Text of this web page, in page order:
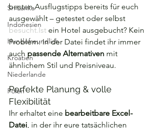
Sri Lanka
Indonesien
Hundefreundlich
Kroatien
Niederlande
Polen
besten Ausflugstipps bereits für euch
ausgewählt – getestet oder selbst
besucht.Ist ein Hotel ausgebucht? Kein
Problem: In der Datei findet ihr immer
auch passende Alternativen mit
ähnlichem Stil und Preisniveau.
Perfekte Planung & volle
Flexibilität
Ihr erhaltet eine bearbeitbare Excel-
Datei, in der ihr eure tatsächlichen